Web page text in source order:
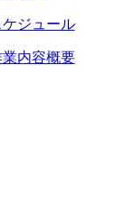
ケジュール
業内容概要